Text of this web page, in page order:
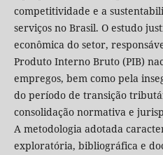
competitividade e a
serviços no Brasil. O estudo
econômica do setor,
Produto Interno Bruto (PIB)
empregos, bem como pela
do período de transição
consolidação normativa e
A metodologia adotada
exploratória, bibliográfica e